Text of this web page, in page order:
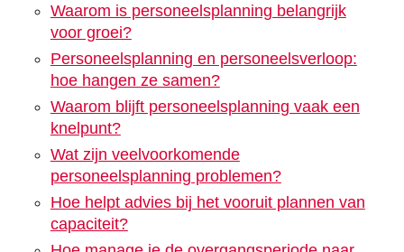
Waarom is personeelsplanning belangrijk
voor groei?
Personeelsplanning en personeelsverloop:
hoe hangen ze samen?
Waarom blijft personeelsplanning vaak een
knelpunt?
Wat zijn veelvoorkomende
personeelsplanning problemen?
Hoe helpt advies bij het vooruit plannen van
capaciteit?